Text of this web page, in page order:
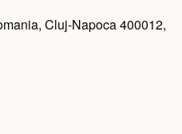
Cluj-Napoca 400012,